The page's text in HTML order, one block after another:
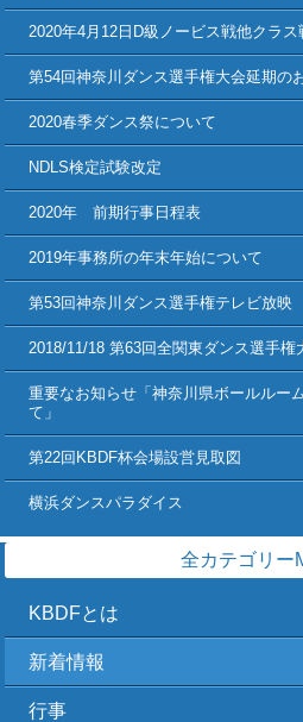
2020年4月12日D級ノービス戦他クラ
第54回神奈川ダンス選手権大会延期の
2020春季ダンス祭について
NDLS検定試験改定
2020年 前期行事日程表
2019年事務所の年末年始について
第53回神奈川ダンス選手権テレビ放映
2018/11/18 第63回全関東ダンス選手権
重要なお知らせ「神奈川県ボールルー
て」
第22回KBDF杯会場設営見取図
横浜ダンスパラダイス
全カテゴリー
KBDFとは
新着情報
行事